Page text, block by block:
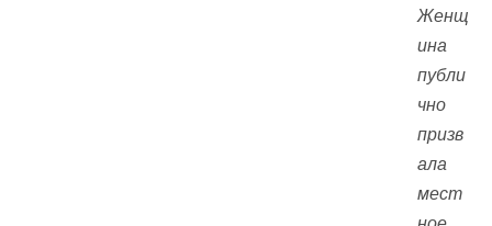
Женщ
ина
публи
чно
призв
ала
мест